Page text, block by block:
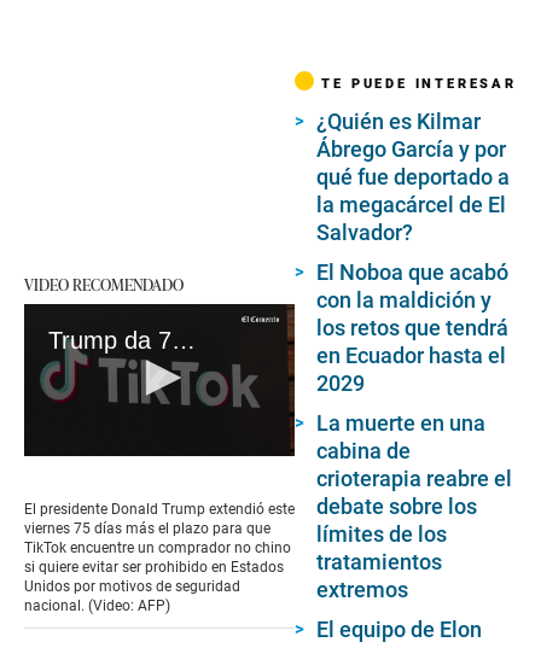
VIDEO RECOMENDADO
Trump da 75 días más de gracia a TikTok para encontrar un comprador no chino
of
1
minute,
39
seconds
El presidente Donald Trump extendió este
viernes 75 días más el plazo para que
TikTok encuentre un comprador no chino
si quiere evitar ser prohibido en Estados
Unidos por motivos de seguridad
nacional. (Video: AFP)
TE PUEDE INTERESAR
¿Quién es Kilmar
Ábrego García y por
qué fue deportado a
la megacárcel de El
Salvador?
El Noboa que acabó
con la maldición y
los retos que tendrá
en Ecuador hasta el
2029
La muerte en una
cabina de
crioterapia reabre el
debate sobre los
límites de los
tratamientos
extremos
El equipo de Elon